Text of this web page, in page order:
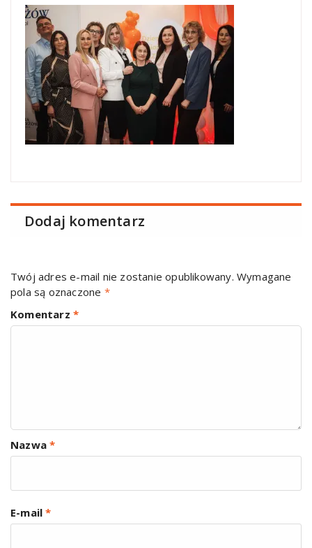
Dodaj komentarz
Twój adres e-mail nie zostanie opublikowany. Wymagane
pola są oznaczone *
Komentarz *
Nazwa*
E-mail*